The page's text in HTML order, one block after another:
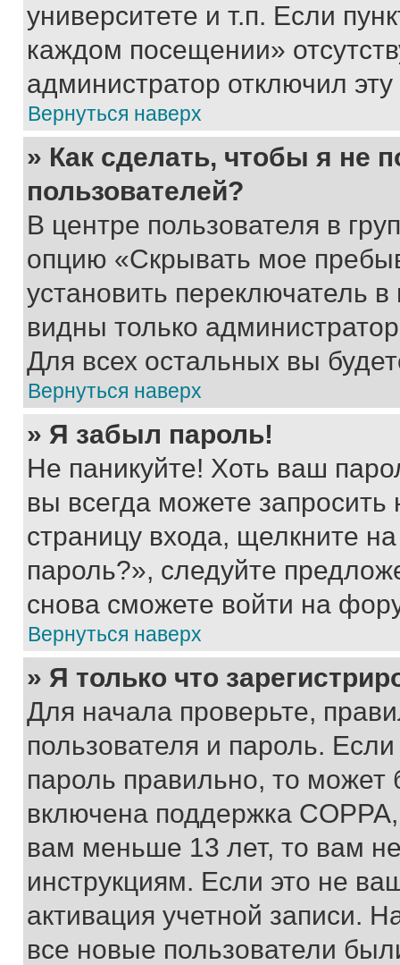
университете и т.п. Если
каждом посещении»
администратор отключил
Вернуться наверх
» Как сделать, чтобы я не
пользователей?
В центре пользователя в
опцию «Скрывать мое
установить переключатель
видны только
Для всех остальных вы
Вернуться наверх
» Я забыл пароль!
Не паникуйте! Хоть ваш
вы всегда можете
страницу входа, щелкните
пароль?», следуйте
снова сможете войти на
Вернуться наверх
» Я только что
Для начала проверьте,
пользователя и пароль.
пароль правильно, то может
включена поддержка
вам меньше 13 лет, то вам
инструкциям. Если это не
активация учетной записи.
все новые пользователи